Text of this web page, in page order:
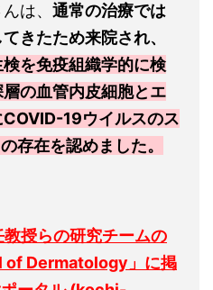
は、 通常の治療では
きたため来院され、
を免疫組織学的に検
の血管内皮細胞とエ
19ウイルスのス
存在を認めました。
授らの研究チームの
of Dermatology」に掲